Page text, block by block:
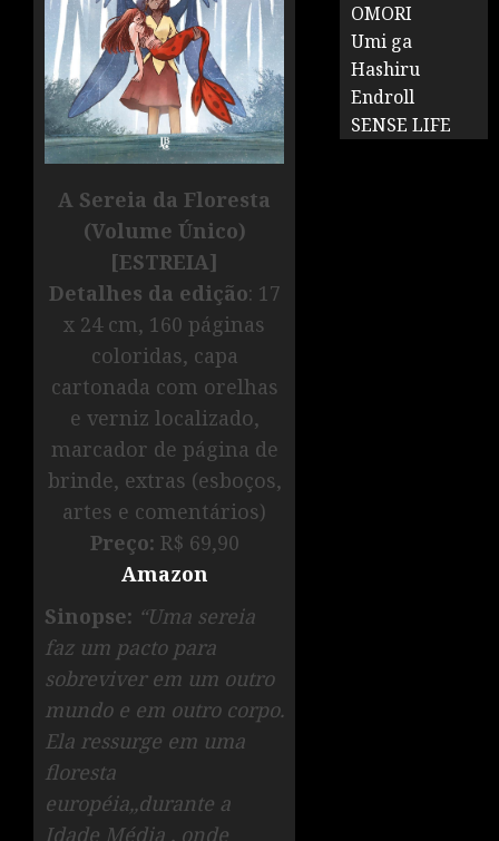
A Sereia da Floresta
(Volume Único)
[ESTREIA]
Detalhes da edição: 17
x 24 cm, 160 páginas
coloridas, capa
cartonada com orelhas
e verniz localizado,
marcador de página de
brinde, extras (esboços,
artes e comentários)
Preço: R$ 69,90
Amazon
Sinopse: “Uma sereia
faz um pacto para
sobreviver em um outro
mundo e em outro corpo.
Ela ressurge em uma
floresta
européia,,durante a
Idade Média , onde
OMORI
Umi ga
Hashiru
Endroll
SENSE LIFE